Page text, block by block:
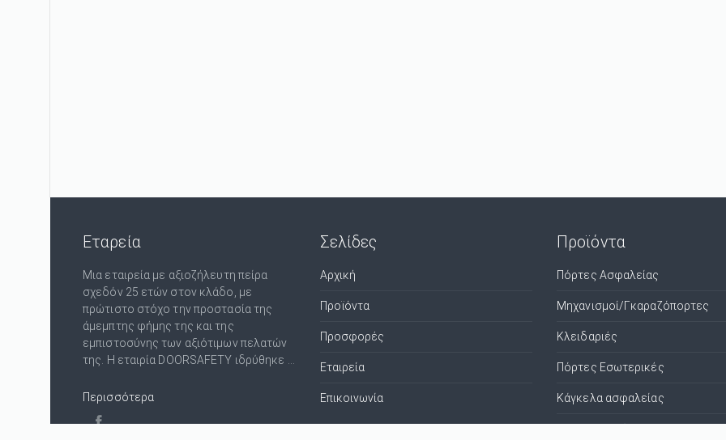
Εταρεία
Μια εταιρεία με αξιοζήλευτη πείρα
σχεδόν 25 ετών στον κλάδο, με
πρώτιστο στόχο την προστασία της
άμεμπτης φήμης της και της
εμπιστοσύνης των αξιότιμων πελατών
της. Η εταιρία DOORSAFETY ιδρύθηκε ...
Περισσότερα
Σελίδες
Αρχική
Προϊόντα
Προσφορές
Εταιρεία
Επικοινωνία
Προϊόντα
Πόρτες Ασφαλείας
Μηχανισμοί/Γκαραζόπορτες
Κλειδαριές
Πόρτες Εσωτερικές
Κάγκελα ασφαλείας
Χρηματοκιβώτια